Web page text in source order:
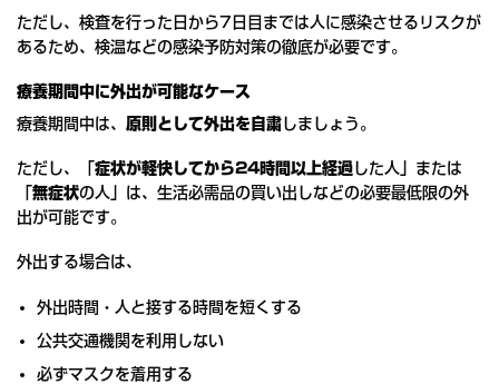
ただし、検査を行った日から7日目までは人に感染させるリスクが
あるため、検温などの感染予防対策の徹底が必要です。
療養期間中に外出が可能なケース
療養期間中は、 原則として外出を自粛しましょう。
ただし、「 症状が軽快してから24時間以上経過した人」または
無症状の人」は、生活必需品の買い出しなどの必要最低限の外
出が可能です。
外出する場合は、
外出時間・人と接する時間を短くする
公共交通機関を利用しない
必ずマスクを着用する